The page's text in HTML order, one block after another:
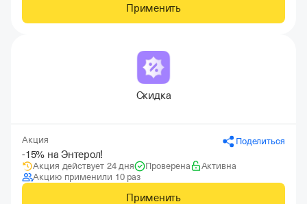
Применить
Скидка
Акция Поделиться
-15% на Энтерол!
Акция действует 24 дня Проверена
Активна
Акцию применили 10 раз
Применить